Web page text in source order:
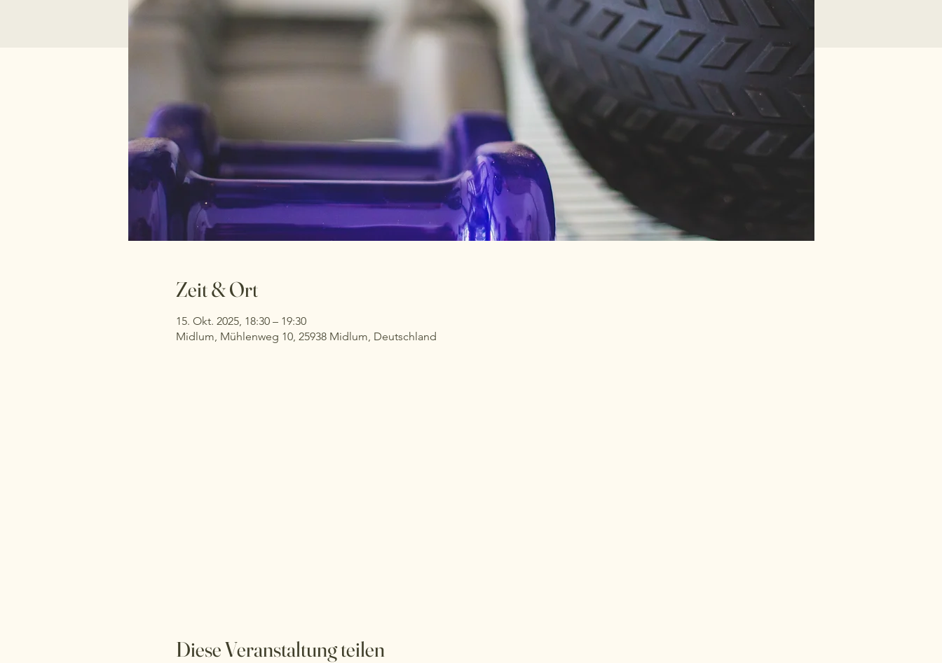
Zeit & Ort
15. Okt. 2025, 18:30 – 19:30
Midlum, Mühlenweg 10, 25938 Midlum, Deutschland
Diese Veranstaltung teilen